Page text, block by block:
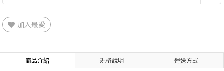
加入最愛
商品介紹 規格說明 運送方式